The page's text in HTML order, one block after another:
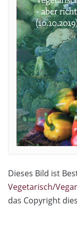
Dieses Bild ist
Vegetarisch/
das Copyright